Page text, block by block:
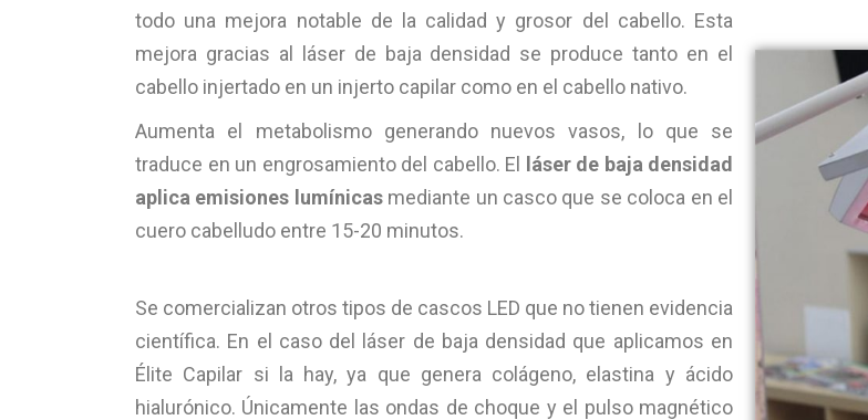
todo una mejora notable de la calidad y grosor del cabello. Esta
mejora gracias al láser de baja densidad se produce tanto en el
cabello injertado en un injerto capilar como en el cabello nativo.
Aumenta el metabolismo generando nuevos vasos, lo que se
traduce en un engrosamiento del cabello. El
láser de baja densidad
aplica emisiones lumínicasmediante un casco que se coloca en el
cuero cabelludo entre 15-20 minutos.
Se comercializan otros tipos de cascos LED que no tienen evidencia
científica. En el caso del láser de baja densidad que aplicamos en
Élite Capilar si la hay, ya que genera colágeno, elastina y ácido
hialurónico. Únicamente las ondas de choque y el pulso magnético